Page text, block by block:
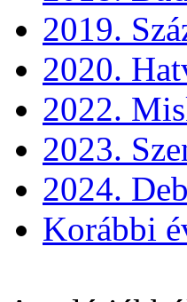
2019.
2020.
2022.
2023.
2024.
Korábbi